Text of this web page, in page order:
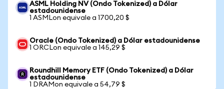
ASML Holding NV (Ondo Tokenized) a Dólar
estadounidense
1 ASMLon equivale a 1700,20 $
Oracle (Ondo Tokenized) a Dólar estadounidense
1 ORCLon equivale a 145,29 $
Roundhill Memory ETF (Ondo Tokenized) a Dólar
estadounidense
1 DRAMon equivale a 54,79 $